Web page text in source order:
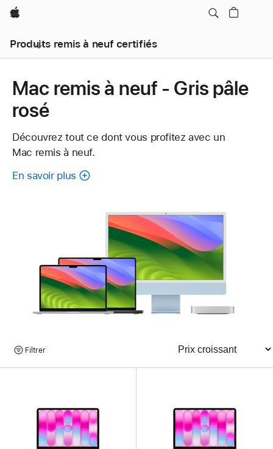
Apple
Produits remis à neuf certifiés
Mac remis à neuf - Gris pâle
rosé
Découvrez tout ce dont vous profitez avec un
Mac remis à neuf.
En savoir plus
chaque
Mac
remis
à
neuf.
Parcourir
les
Filtrer